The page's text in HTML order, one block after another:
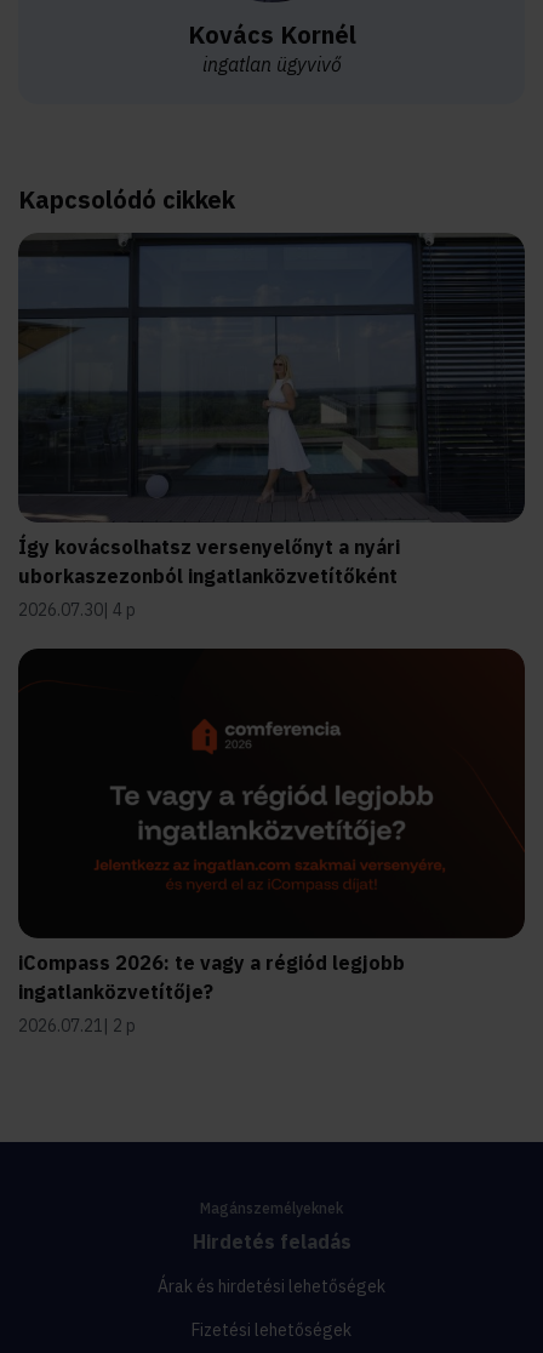
Kovács Kornél
ingatlan ügyvivő
Kapcsolódó cikkek
Így kovácsolhatsz versenyelőnyt a nyári
uborkaszezonból ingatlanközvetítőként
2026.07.30 4 p
iCompass 2026: te vagy a régiód legjobb
ingatlanközvetítője?
2026.07.21 2 p
Magánszemélyeknek
Hirdetés feladás
Árak és hirdetési lehetőségek
Fizetési lehetőségek